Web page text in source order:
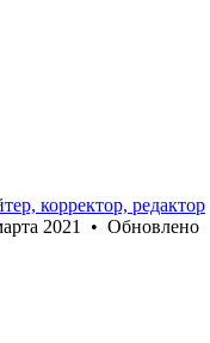
корректор, редактор
2021 • Обновлено